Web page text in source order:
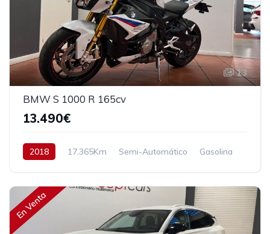
13
BMW S 1000 R 165cv
13.490€
2018 17.365Km Semi-Automático
Gasolina
En Venta